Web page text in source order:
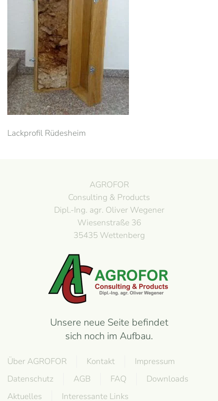
Lackprofil Rüdesheim
AGROFOR
Consulting & Products
Dipl.-Ing. agr. Oliver Wegener
Wiesenstraße 36
35435 Wettenberg
Unsere neue Seite befindet
sich noch im Aufbau.
Über AGROFOR Kontakt
Impressum
Datenschutz
AGB FAQ
Downloads
Aktuelles
Interessante Links